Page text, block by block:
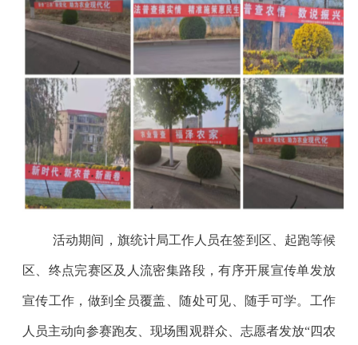
活动期间，旗统计局工作人员在签到区、起跑等候
区、终点完赛区及人流密集路段，有序开展宣传单发放
宣传工作，做到全员覆盖、随处可见、随手可学。工作
人员主动向参赛跑友、现场围观群众、志愿者发放“四农